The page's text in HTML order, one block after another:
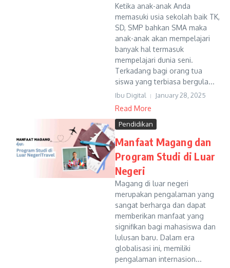
Ketika anak-anak Anda
memasuki usia sekolah baik TK,
SD, SMP bahkan SMA maka
anak-anak akan mempelajari
banyak hal termasuk
mempelajari dunia seni.
Terkadang bagi orang tua
siswa yang terbiasa bergula...
Ibu Digital January 28, 2025
Read More
Pendidikan
Manfaat Magang dan
Program Studi di Luar
Negeri
Magang di luar negeri
merupakan pengalaman yang
sangat berharga dan dapat
memberikan manfaat yang
signifikan bagi mahasiswa dan
lulusan baru. Dalam era
globalisasi ini, memiliki
pengalaman internasion...